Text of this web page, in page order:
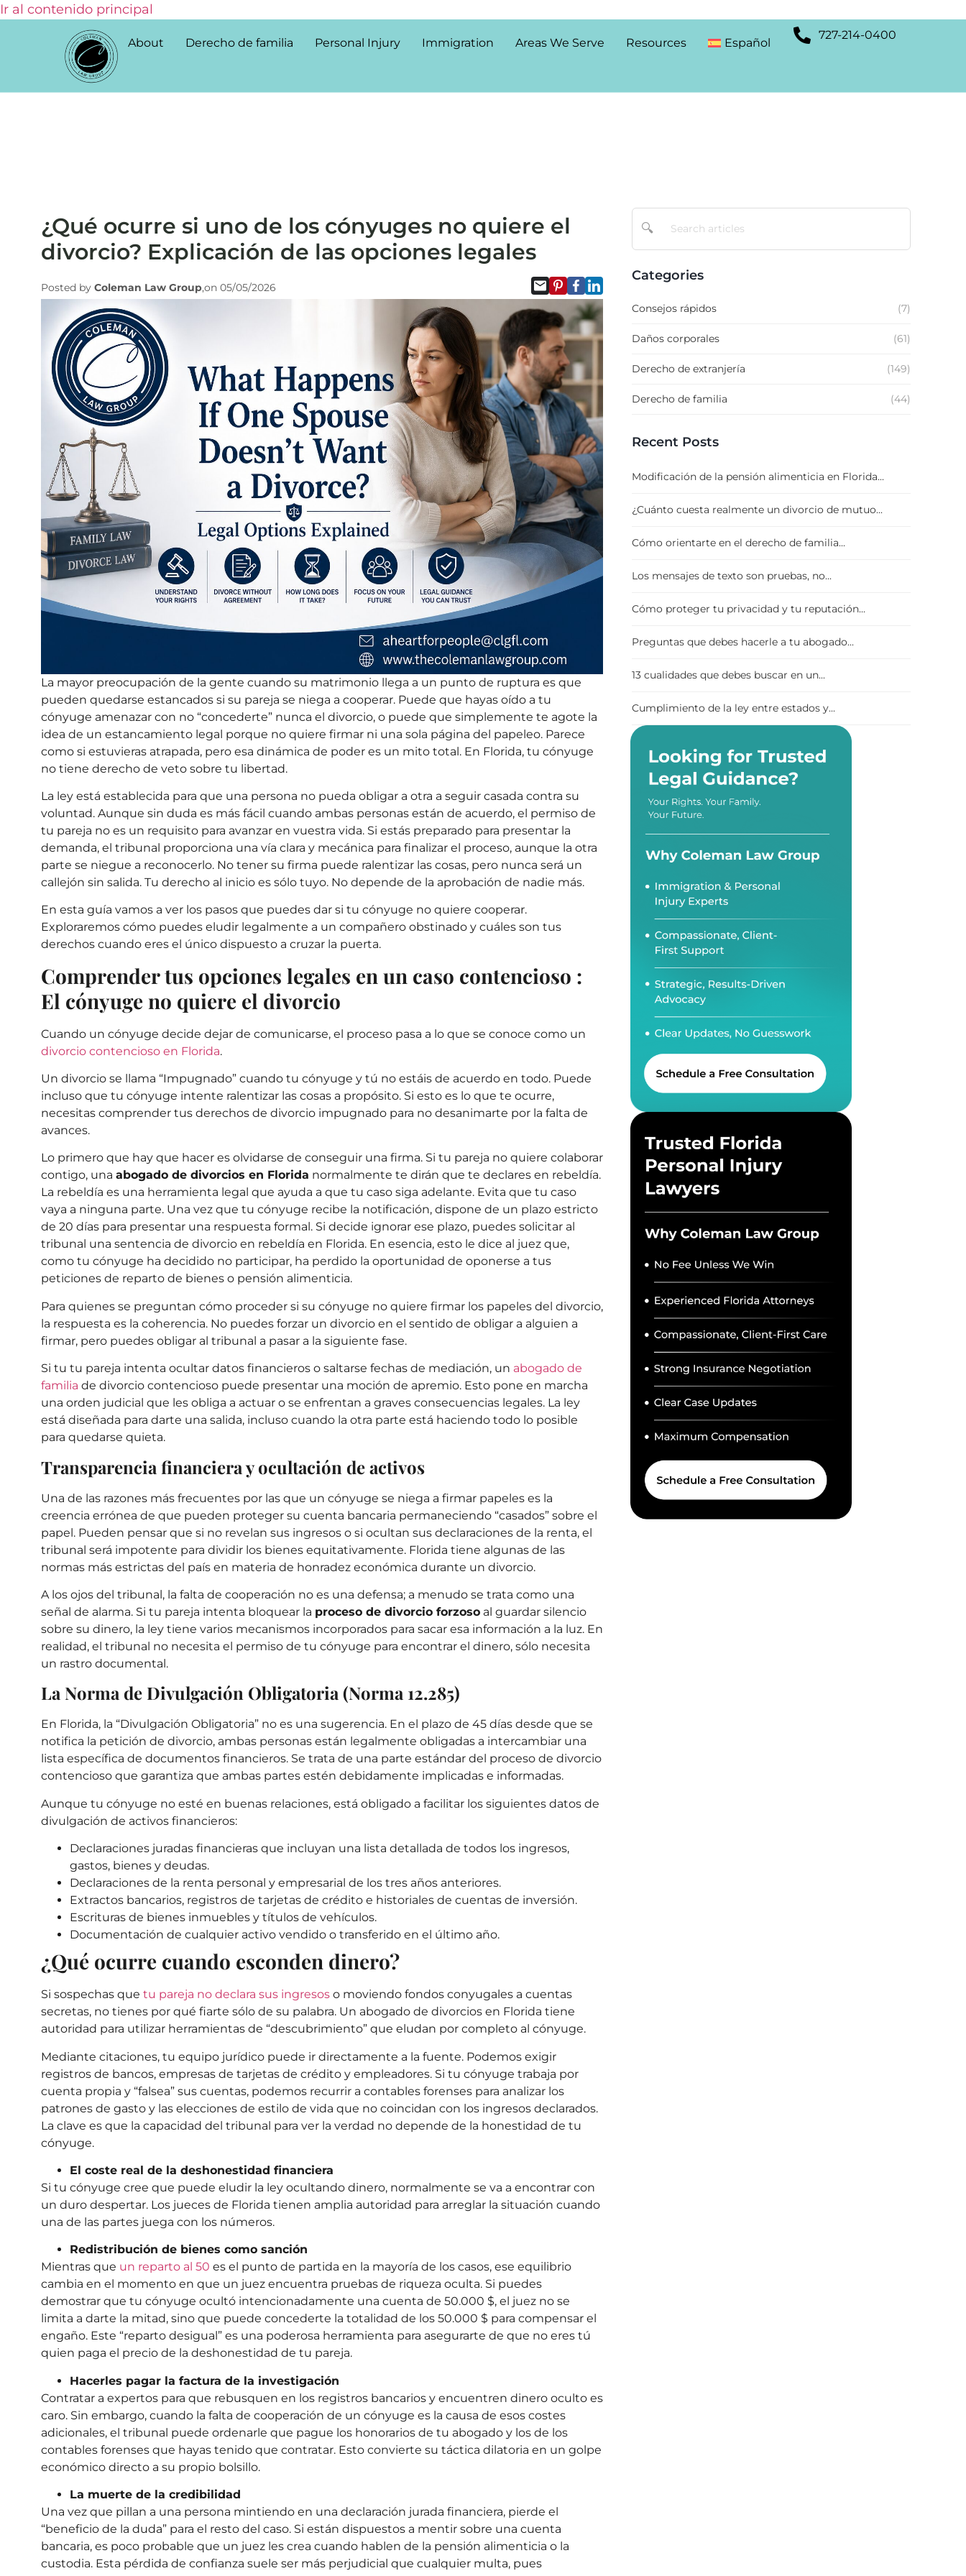
Ir al contenido principal
About Derecho de familia Personal Injury Immigration Areas We Serve Resources Español
727-214-0400
¿Qué ocurre si uno de los cónyuges no quiere el
divorcio? Explicación de las opciones legales
Posted by Coleman Law Group,on 05/05/2026
La mayor preocupación de la gente cuando su matrimonio llega a un punto de ruptura es que
pueden quedarse estancados si su pareja se niega a cooperar. Puede que hayas oído a tu
cónyuge amenazar con no “concederte” nunca el divorcio, o puede que simplemente te agote la
idea de un estancamiento legal porque no quiere firmar ni una sola página del papeleo. Parece
como si estuvieras atrapada, pero esa dinámica de poder es un mito total. En Florida, tu cónyuge
no tiene derecho de veto sobre tu libertad.
La ley está establecida para que una persona no pueda obligar a otra a seguir casada contra su
voluntad. Aunque sin duda es más fácil cuando ambas personas están de acuerdo, el permiso de
tu pareja no es un requisito para avanzar en vuestra vida. Si estás preparado para presentar la
demanda, el tribunal proporciona una vía clara y mecánica para finalizar el proceso, aunque la otra
parte se niegue a reconocerlo. No tener su firma puede ralentizar las cosas, pero nunca será un
callejón sin salida. Tu derecho al inicio es sólo tuyo. No depende de la aprobación de nadie más.
En esta guía vamos a ver los pasos que puedes dar si tu cónyuge no quiere cooperar.
Exploraremos cómo puedes eludir legalmente a un compañero obstinado y cuáles son tus
derechos cuando eres el único dispuesto a cruzar la puerta.
Comprender tus opciones legales en un caso contencioso :
El cónyuge no quiere el divorcio
Cuando un cónyuge decide dejar de comunicarse, el proceso pasa a lo que se conoce como un
divorcio contencioso en Florida.
Un divorcio se llama “Impugnado” cuando tu cónyuge y tú no estáis de acuerdo en todo. Puede
incluso que tu cónyuge intente ralentizar las cosas a propósito. Si esto es lo que te ocurre,
necesitas comprender tus derechos de divorcio impugnado para no desanimarte por la falta de
avances.
Lo primero que hay que hacer es olvidarse de conseguir una firma. Si tu pareja no quiere colaborar
contigo, una abogado de divorcios en Florida normalmente te dirán que te declares en rebeldía.
La rebeldía es una herramienta legal que ayuda a que tu caso siga adelante. Evita que tu caso
vaya a ninguna parte. Una vez que tu cónyuge recibe la notificación, dispone de un plazo estricto
de 20 días para presentar una respuesta formal. Si decide ignorar ese plazo, puedes solicitar al
tribunal una sentencia de divorcio en rebeldía en Florida. En esencia, esto le dice al juez que,
como tu cónyuge ha decidido no participar, ha perdido la oportunidad de oponerse a tus
peticiones de reparto de bienes o pensión alimenticia.
Para quienes se preguntan cómo proceder si su cónyuge no quiere firmar los papeles del divorcio,
la respuesta es la coherencia. No puedes forzar un divorcio en el sentido de obligar a alguien a
firmar, pero puedes obligar al tribunal a pasar a la siguiente fase.
Si tu tu pareja intenta ocultar datos financieros o saltarse fechas de mediación, un abogado de
familia de divorcio contencioso puede presentar una moción de apremio. Esto pone en marcha
una orden judicial que les obliga a actuar o se enfrentan a graves consecuencias legales. La ley
está diseñada para darte una salida, incluso cuando la otra parte está haciendo todo lo posible
para quedarse quieta.
Transparencia financiera y ocultación de activos
Una de las razones más frecuentes por las que un cónyuge se niega a firmar papeles es la
creencia errónea de que pueden proteger su cuenta bancaria permaneciendo “casados” sobre el
papel. Pueden pensar que si no revelan sus ingresos o si ocultan sus declaraciones de la renta, el
tribunal será impotente para dividir los bienes equitativamente. Florida tiene algunas de las
normas más estrictas del país en materia de honradez económica durante un divorcio.
A los ojos del tribunal, la falta de cooperación no es una defensa; a menudo se trata como una
señal de alarma. Si tu pareja intenta bloquear la proceso de divorcio forzoso al guardar silencio
sobre su dinero, la ley tiene varios mecanismos incorporados para sacar esa información a la luz. En
realidad, el tribunal no necesita el permiso de tu cónyuge para encontrar el dinero, sólo necesita
un rastro documental.
La Norma de Divulgación Obligatoria (Norma 12.285)
En Florida, la “Divulgación Obligatoria” no es una sugerencia. En el plazo de 45 días desde que se
notifica la petición de divorcio, ambas personas están legalmente obligadas a intercambiar una
lista específica de documentos financieros. Se trata de una parte estándar del proceso de divorcio
contencioso que garantiza que ambas partes estén debidamente implicadas e informadas.
Aunque tu cónyuge no esté en buenas relaciones, está obligado a facilitar los siguientes datos de
divulgación de activos financieros:
Declaraciones juradas financieras que incluyan una lista detallada de todos los ingresos,
gastos, bienes y deudas.
Declaraciones de la renta personal y empresarial de los tres años anteriores.
Extractos bancarios, registros de tarjetas de crédito e historiales de cuentas de inversión.
Escrituras de bienes inmuebles y títulos de vehículos.
Documentación de cualquier activo vendido o transferido en el último año.
¿Qué ocurre cuando esconden dinero?
Si sospechas que tu pareja no declara sus ingresos o moviendo fondos conyugales a cuentas
secretas, no tienes por qué fiarte sólo de su palabra. Un abogado de divorcios en Florida tiene
autoridad para utilizar herramientas de “descubrimiento” que eludan por completo al cónyuge.
Mediante citaciones, tu equipo jurídico puede ir directamente a la fuente. Podemos exigir
registros de bancos, empresas de tarjetas de crédito y empleadores. Si tu cónyuge trabaja por
cuenta propia y “falsea” sus cuentas, podemos recurrir a contables forenses para analizar los
patrones de gasto y las elecciones de estilo de vida que no coincidan con los ingresos declarados.
La clave es que la capacidad del tribunal para ver la verdad no depende de la honestidad de tu
cónyuge.
El coste real de la deshonestidad financiera
Si tu cónyuge cree que puede eludir la ley ocultando dinero, normalmente se va a encontrar con
un duro despertar. Los jueces de Florida tienen amplia autoridad para arreglar la situación cuando
una de las partes juega con los números.
Redistribución de bienes como sanción
Mientras que un reparto al 50 es el punto de partida en la mayoría de los casos, ese equilibrio
cambia en el momento en que un juez encuentra pruebas de riqueza oculta. Si puedes
demostrar que tu cónyuge ocultó intencionadamente una cuenta de 50.000 $, el juez no se
limita a darte la mitad, sino que puede concederte la totalidad de los 50.000 $ para compensar el
engaño. Este “reparto desigual” es una poderosa herramienta para asegurarte de que no eres tú
quien paga el precio de la deshonestidad de tu pareja.
Hacerles pagar la factura de la investigación
Contratar a expertos para que rebusquen en los registros bancarios y encuentren dinero oculto es
caro. Sin embargo, cuando la falta de cooperación de un cónyuge es la causa de esos costes
adicionales, el tribunal puede ordenarle que pague los honorarios de tu abogado y los de los
contables forenses que hayas tenido que contratar. Esto convierte su táctica dilatoria en un golpe
económico directo a su propio bolsillo.
La muerte de la credibilidad
Una vez que pillan a una persona mintiendo en una declaración jurada financiera, pierde el
“beneficio de la duda” para el resto del caso. Si están dispuestos a mentir sobre una cuenta
bancaria, es poco probable que un juez les crea cuando hablen de la pensión alimenticia o la
custodia. Esta pérdida de confianza suele ser más perjudicial que cualquier multa, pues
🔍
Categories
Consejos rápidos (7)
Daños corporales (61)
Derecho de extranjería (149)
Derecho de familia (44)
Recent Posts
Modificación de la pensión alimenticia en Florida...
¿Cuánto cuesta realmente un divorcio de mutuo...
Cómo orientarte en el derecho de familia...
Los mensajes de texto son pruebas, no...
Cómo proteger tu privacidad y tu reputación...
Preguntas que debes hacerle a tu abogado...
13 cualidades que debes buscar en un...
Cumplimiento de la ley entre estados y...